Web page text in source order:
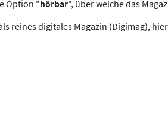
Option "hörbar", über welche das
reines digitales Magazin (Digimag),